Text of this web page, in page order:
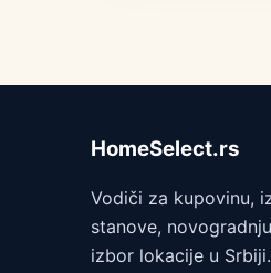
HomeSelect.rs
Vodiči za kupovinu,
stanove,
izbor lokacije u Srbiji.